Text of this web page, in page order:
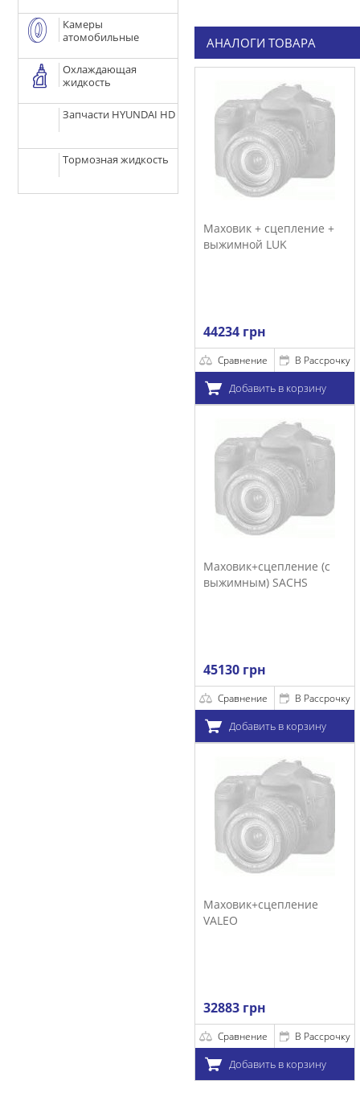
Камеры
атомобильные
Охлаждающая
жидкость
Запчасти HYUNDAI HD
Тормозная жидкость
АНАЛОГИ ТОВАРА
Маховик + сцепление +
выжимной LUK
44234 грн
Сравнение В Рассрочку
Добавить в корзину
Маховик+сцепление (с
выжимным) SACHS
45130 грн
Сравнение В Рассрочку
Добавить в корзину
Маховик+сцепление
VALEO
32883 грн
Сравнение В Рассрочку
Добавить в корзину